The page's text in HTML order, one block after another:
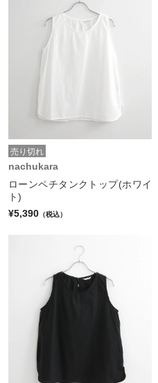
売り切れ
nachukara
ローンペチタンクトップ(ホワイ
ト)
¥5,390 （税込）